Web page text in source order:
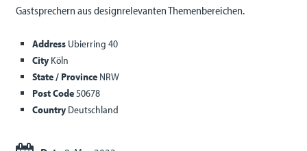
Gastsprechern aus designrelevanten Themenbereichen.
AddressUbierring 40
CityKöln
State / ProvinceNRW
Post Code50678
CountryDeutschland